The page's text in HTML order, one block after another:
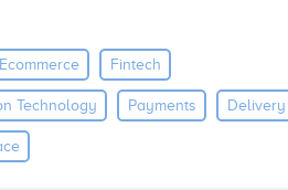
Ecommerce Fintech
Technology Payments Delivery